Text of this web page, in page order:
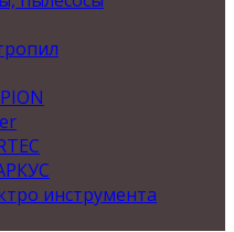
инструмента